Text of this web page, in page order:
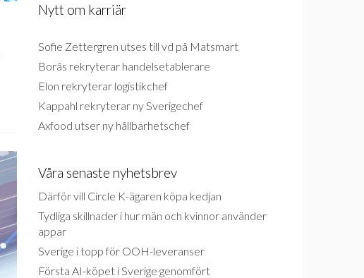
Nytt om karriär
Sofie Zettergren utses till vd på Matsmart
Borås rekryterar handelsetablerare
Elon rekryterar logistikchef
Kappahl rekryterar ny Sverigechef
Axfood utser ny hållbarhetschef
Våra senaste nyhetsbrev
Därför vill Circle K-ägaren köpa kedjan
Tydliga skillnader i hur män och kvinnor använder
appar
Sverige i topp för OOH-leveranser
Första AI-köpet i Sverige genomfört